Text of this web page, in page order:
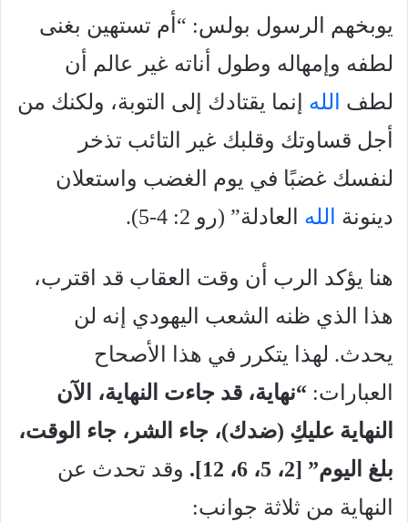
يوبخهم الرسول بولس: “أم تستهين بغنى
لطفه وإمهاله وطول أناته غير عالم أن
لطف
الله إنما يقتادك إلى التوبة، ولكنك من
أجل قساوتك وقلبك غير التائب تذخر
لنفسك غضبًا في يوم الغضب واستعلان
دينونة
الله العادلة” (رو 2: 4-5).
هنا يؤكد الرب أن وقت العقاب قد اقترب،
هذا الذي ظنه الشعب اليهودي إنه لن
يحدث. لهذا يتكرر في هذا الأصحاح
العبارات: “نهاية، قد جاءت النهاية، الآن
النهاية عليكِ (ضدك)، جاء الشر، جاء الوقت،
بلغ اليوم” [2،
وقد تحدث عن
النهاية من ثلاثة جوانب: